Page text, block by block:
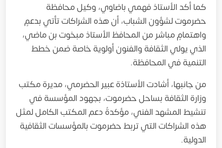
كما أكد الأستاذ فهمي باضاوي، وكيل محافظة
حضرموت لشؤون الشباب، أن هذه الشراكات تأتي بدعمٍ
واهتمامٍ مباشر من المحافظ الأستاذ مبخوت بن ماضي،
الذي يولي الثقافة والفنون أولوية خاصة ضمن خطط
التنمية في المحافظة.
من جانبها، أشادت الأستاذة عبير الحضرمي، مديرة مكتب
وزارة الثقافة بساحل حضرموت، بجهود المؤسسة في
تنشيط المشهد الفني، مؤكدةً دعم المكتب الكامل لمثل
هذه الشراكات التي تربط حضرموت بالمؤسسات الثقافية
الدولية.